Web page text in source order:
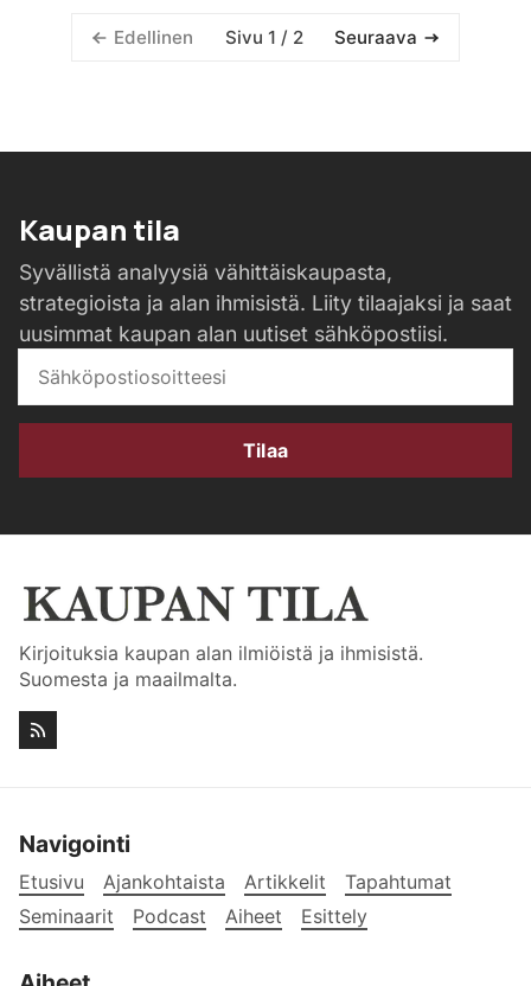
Edellinen Sivu 1 / 2 Seuraava
Kaupan tila
Syvällistä analyysiä vähittäiskaupasta,
strategioista ja alan ihmisistä. Liity tilaajaksi ja saat
uusimmat kaupan alan uutiset sähköpostiisi.
Tilaa
Kirjoituksia kaupan alan ilmiöistä ja ihmisistä.
Suomesta ja maailmalta.
Navigointi
Etusivu Ajankohtaista Artikkelit
Tapahtumat
Seminaarit
Podcast Aiheet Esittely